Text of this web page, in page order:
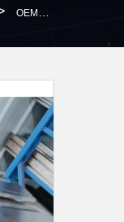
OEM / ODM Press Brake Bending Tools, CNC Press Brake Tooling Professional